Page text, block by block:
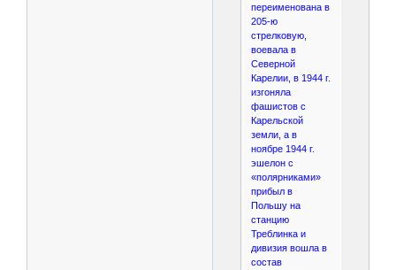
переименована в
205-ю
стрелковую,
воевала в
Северной
Карелии, в 1944 г.
изгоняла
фашистов с
Карельской
земли, а в
ноябре 1944 г.
эшелон с
«полярниками»
прибыл в
Польшу на
станцию
Треблинка и
дивизия вошла в
состав